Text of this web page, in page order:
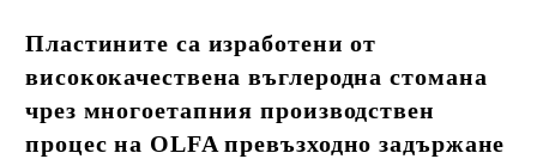
Пластините са изработени от
висококачествена въглеродна стомана
чрез многоетапния производствен
процес на OLFA превъзходно задържане